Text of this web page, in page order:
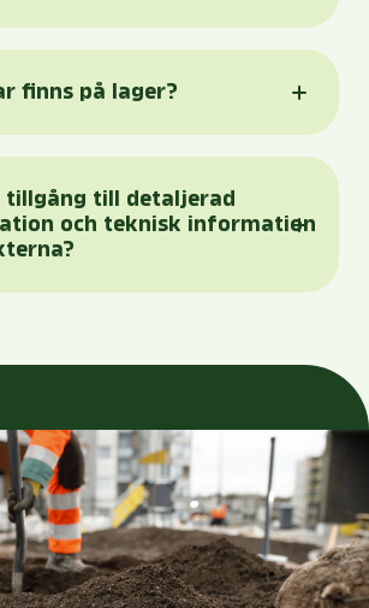
finns på lager?
tillgång till detaljerad
och teknisk information